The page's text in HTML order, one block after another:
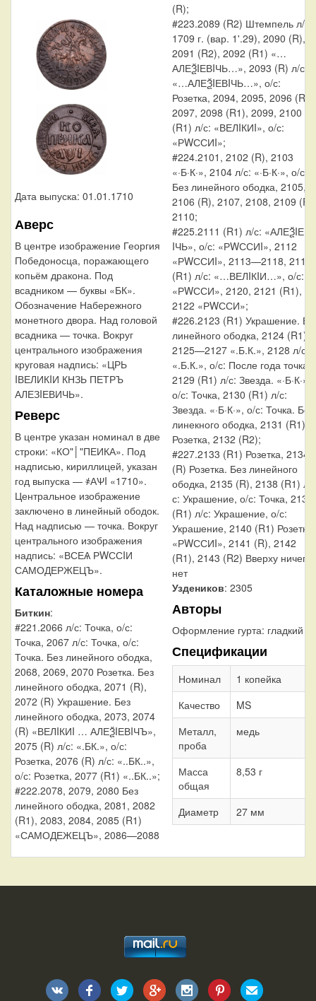
Дата выпуска: 01.01.1710
Аверс
В центре изображение Георгия
Победоносца, поражающего
копьём дракона. Под
всадником — буквы «БК».
Обозначение Набережного
монетного двора. Над головой
всадника — точка. Вокруг
центрального изображения
круговая надпись: «ЦРЬ
IВЕЛИКIИ КНЗЬ ПЕТРЪ
АЛЕЗIЕВИЧЬ».
Реверс
В центре указан номинал в две
строки: «КО"│"ПЕИКА». Под
надписью, кириллицей, указан
год выпуска — ҂АѰI «1710».
Центральное изображение
заключено в линейный ободок.
Над надписью — точка. Вокруг
центрального изображения
надпись: «ВСЕѦ РWССIИ
САМОДЕРЖЕЦЪ».
Каталожные номера
Биткин:
#221.2066 л/с: Точка, о/с:
Точка, 2067 л/с: Точка, о/с:
Точка. Без линейного ободка,
2068, 2069, 2070 Розетка. Без
линейного ободка, 2071 (R),
2072 (R) Украшение. Без
линейного ободка, 2073, 2074
(R) «ВЕЛIКИI … АЛЕѮIЕВIЧЪ»,
2075 (R) л/с: «.БК.», о/с:
Розетка, 2076 (R) л/с: «..БК..»,
о/с: Розетка, 2077 (R1) «..БК..»;
#222.2078, 2079, 2080 Без
линейного ободка, 2081, 2082
(R1), 2083, 2084, 2085 (R1)
«САМОДЕЖЕЦЪ», 2086—2088
(R);
#223.2089 (R2) Штемпель л/с
1709 г. (вар. 1'.29), 2090 (R),
2091 (R2), 2092 (R1) «…
АЛЕѮIЕВIЧЬ…», 2093 (R) л/с:
«…АЛЕѮIЕВIЧЬ…», о/с:
Розетка, 2094, 2095, 2096 (R),
2097, 2098 (R1), 2099, 2100
(R1) л/с: «ВЕЛIКИI», о/с:
«РWССИI»;
#224.2101, 2102 (R), 2103
«·Б·К·», 2104 л/с: «·Б·К·», о/с:
Без линейного ободка, 2105,
2106 (R), 2107, 2108, 2109 (R),
2110;
#225.2111 (R1) л/с: «АЛЕѮIЕ
IЧЬ», о/с: «РWССИI», 2112
«РWССИI», 2113—2118, 2119
(R1) л/с: «…ВЕЛIКIИ…», о/с:
«РWССИ», 2120, 2121 (R1),
2122 «РWССИ»;
#226.2123 (R1) Украшение.
линейного ободка, 2124 (R1),
2125—2127 «.Б.К.», 2128 л/с:
«.Б.К.», о/с: После года точка,
2129 (R1) л/с: Звезда. «·Б·К·»,
о/с: Точка, 2130 (R1) л/с:
Звезда. «·Б·К·», о/с: Точка. Без
линекного ободка, 2131 (R1)
Розетка, 2132 (R2);
#227.2133 (R1) Розетка, 2134
(R) Розетка. Без линейного
ободка, 2135 (R), 2138 (R1) л/
с: Украшение, о/с: Точка, 2139
(R1) л/с: Украшение, о/с:
Украшение, 2140 (R1) Розетка.
«РWССИI», 2141 (R), 2142
(R1), 2143 (R2) Вверху ничего
нет
Уздеников: 2305
Авторы
Оформление гурта: гладкий
Спецификации
Номинал
1 копейка
Качество
MS
Металл,
проба
медь
Масса
общая
8,53 г
Диаметр 27 мм